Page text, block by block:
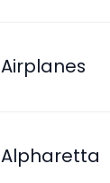
Airplanes
Alpharetta